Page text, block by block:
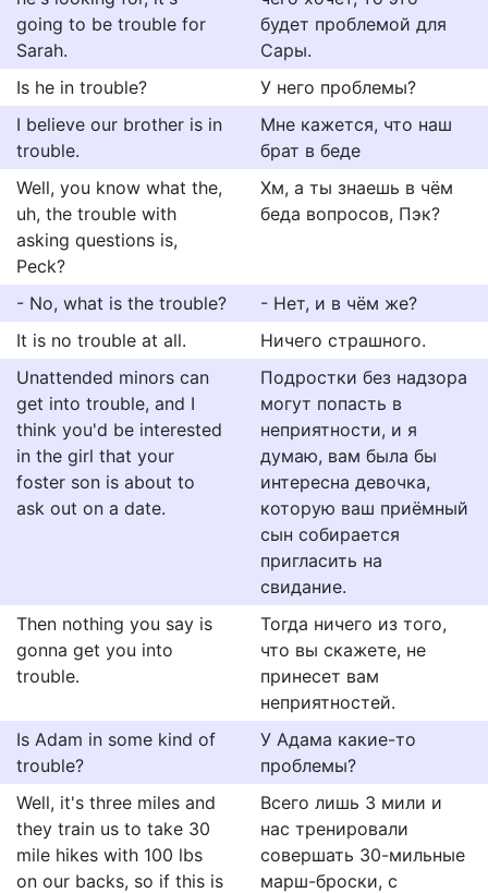
going to be trouble for
Sarah.
будет проблемой для
Сары.
Is he in trouble?
У него проблемы?
I believe our brother is in
trouble.
Мне кажется, что наш
брат в беде
Well, you know what the,
uh, the trouble with
asking questions is,
Peck?
Хм, а ты знаешь в чём
беда вопросов, Пэк?
- No, what is the trouble?
- Нет, и в чём же?
It is no trouble at all.
Ничего страшного.
Unattended minors can
get into trouble, and I
think you'd be interested
in the girl that your
foster son is about to
ask out on a date.
Подростки без надзора
могут попасть в
неприятности, и я
думаю, вам была бы
интересна девочка,
которую ваш приёмный
сын собирается
пригласить на
свидание.
Then nothing you say is
gonna get you into
trouble.
Тогда ничего из того,
что вы скажете, не
принесет вам
неприятностей.
Is Adam in some kind of
trouble?
У Адама какие-то
проблемы?
Well, it's three miles and
they train us to take 30
mile hikes with 100 lbs
on our backs, so if this is
Всего лишь 3 мили и
нас тренировали
совершать 30-мильные
марш-броски, с